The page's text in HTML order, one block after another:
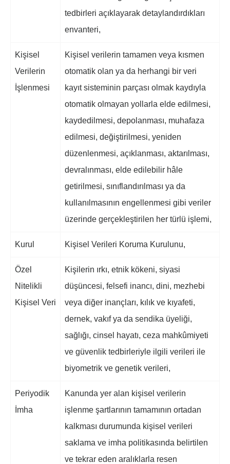
tedbirleri açıklayarak detaylandırdıkları
envanteri,
Kişisel
Verilerin
İşlenmesi
Kişisel verilerin tamamen veya kısmen
otomatik olan ya da herhangi bir veri
kayıt sisteminin parçası olmak kaydıyla
otomatik olmayan yollarla elde edilmesi,
kaydedilmesi, depolanması, muhafaza
edilmesi, değiştirilmesi, yeniden
düzenlenmesi, açıklanması, aktarılması,
devralınması, elde edilebilir hâle
getirilmesi, sınıflandırılması ya da
kullanılmasının engellenmesi gibi veriler
üzerinde gerçekleştirilen her türlü işlemi,
Kurul Kişisel Verileri Koruma Kurulunu,
Özel
Nitelikli
Kişisel Veri
Kişilerin ırkı, etnik kökeni, siyasi
düşüncesi, felsefi inancı, dini, mezhebi
veya diğer inançları, kılık ve kıyafeti,
dernek, vakıf ya da sendika üyeliği,
sağlığı, cinsel hayatı, ceza mahkûmiyeti
ve güvenlik tedbirleriyle ilgili verileri ile
biyometrik ve genetik verileri,
Periyodik
İmha
Kanunda yer alan kişisel verilerin
işlenme şartlarının tamamının ortadan
kalkması durumunda kişisel verileri
saklama ve imha politikasında belirtilen
ve tekrar eden aralıklarla resen